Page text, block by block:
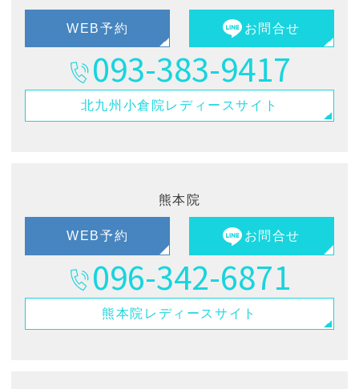
WEB予約 お問合せ
093-383-9417
北九州小倉院 レディースサイト
熊本院
WEB予約 お問合せ
096-342-6871
熊本院 レディースサイト